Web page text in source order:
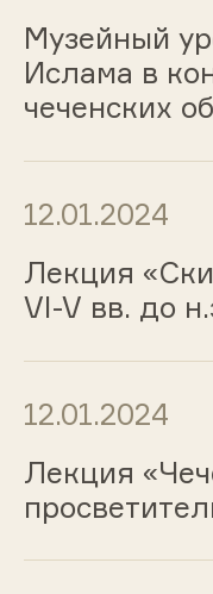
Музейный
Ислама в
чеченских
12.01.2024
Лекция
VI-V вв. до
12.01.2024
Лекция